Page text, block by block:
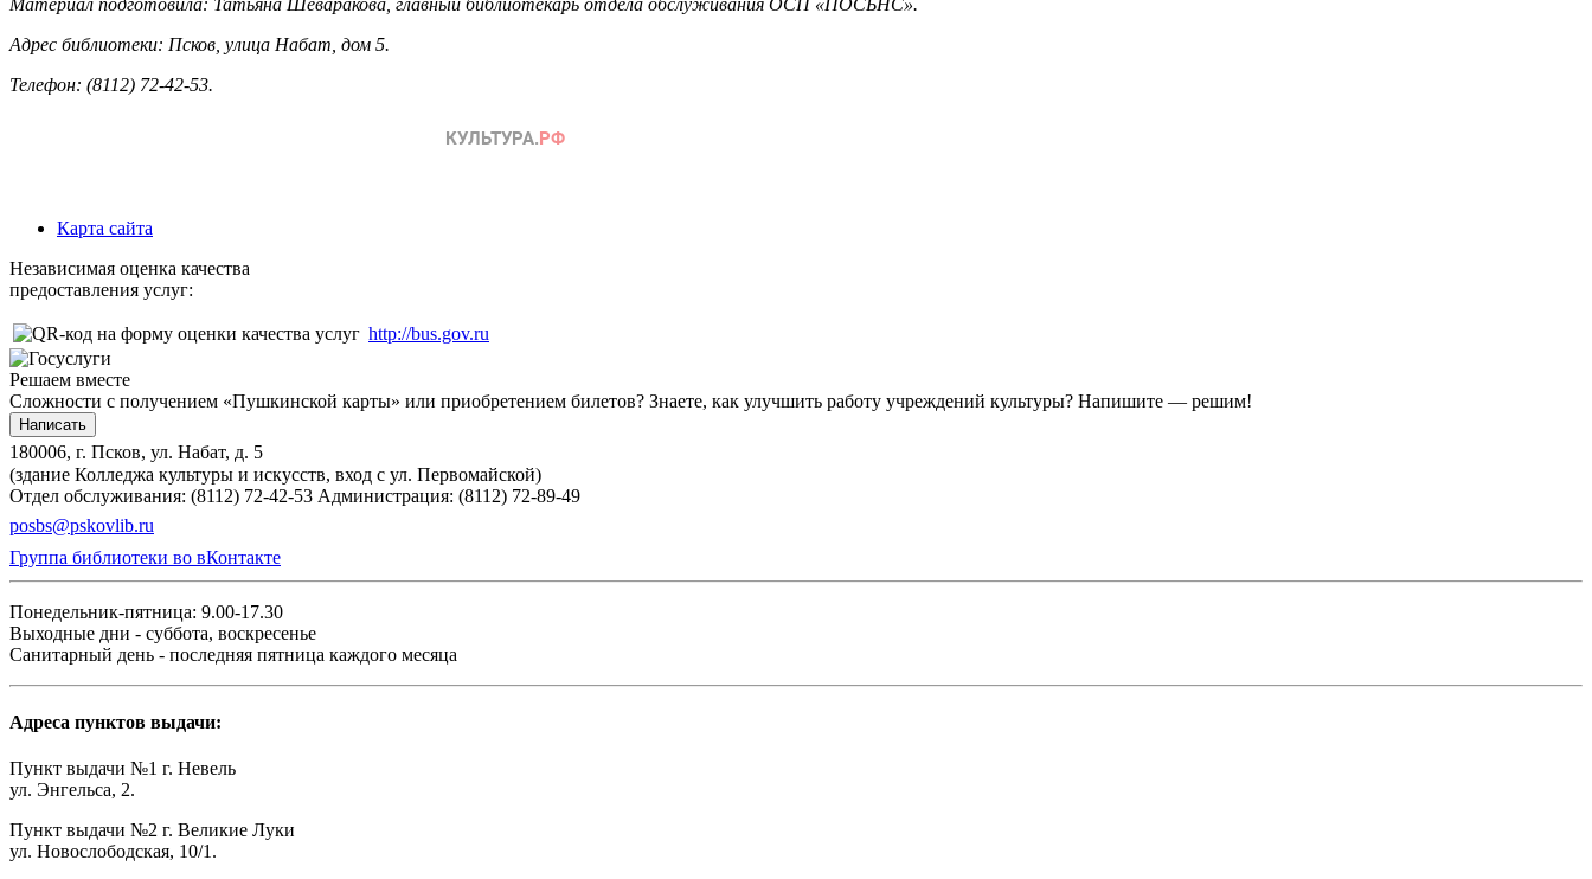
Адрес библиотеки: Псков, улица Набат, дом 5.
Телефон: (8112) 72-42-53.
Карта сайта
Независимая оценка качества
предоставления услуг:
http://bus.gov.ru
Решаем вместе
Сложности с получением «Пушкинской карты» или приобретением билетов? Знаете, как улучшить работу учреждений культуры? Напишите — решим!
Написать
180006, г. Псков, ул. Набат, д. 5
(здание Колледжа культуры и искусств, вход с ул. Первомайской)
Отдел обслуживания: (8112) 72-42-53 Администрация: (8112) 72-89-49
posbs@pskovlib.ru
Группа библиотеки во вКонтакте
Понедельник-пятница: 9.00-17.30
Выходные дни - суббота, воскресенье
Санитарный день - последняя пятница каждого месяца
Адреса пунктов выдачи:
Пункт выдачи №1 г. Невель
ул. Энгельса, 2.
Пункт выдачи №2 г. Великие Луки
ул. Новослободская, 10/1.